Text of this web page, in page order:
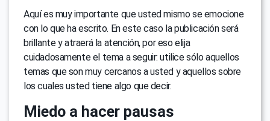
Aquí es muy importante que usted mismo se emocione
con lo que ha escrito. En este caso la publicación será
brillante y atraerá la atención, por eso elija
cuidadosamente el tema a seguir: utilice sólo aquellos
temas que son muy cercanos a usted y aquellos sobre
los cuales usted tiene algo que decir.
Miedo a hacer pausas